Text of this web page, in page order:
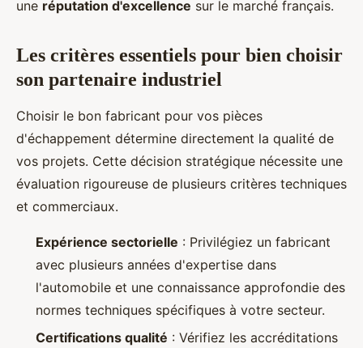
une réputation d'excellence sur le marché français.
Les critères essentiels pour bien choisir
son partenaire industriel
Choisir le bon fabricant pour vos pièces
d'échappement détermine directement la qualité de
vos projets. Cette décision stratégique nécessite une
évaluation rigoureuse de plusieurs critères techniques
et commerciaux.
Expérience sectorielle : Privilégiez un fabricant
avec plusieurs années d'expertise dans
l'automobile et une connaissance approfondie des
normes techniques spécifiques à votre secteur.
Certifications qualité : Vérifiez les accréditations